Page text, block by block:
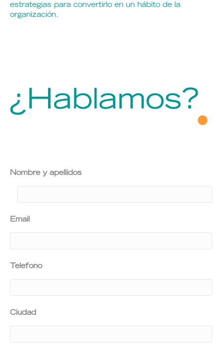
estrategias para convertirlo en un hábito de la
organización.
Nombre y apellidos
Email
Telefono
Ciudad